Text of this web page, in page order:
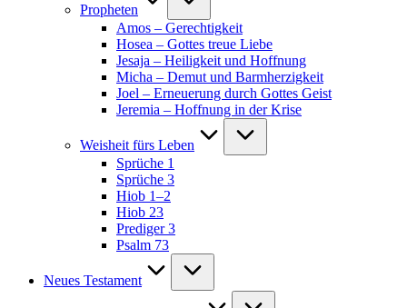
Propheten
Amos – Gerechtigkeit
Hosea – Gottes treue Liebe
Jesaja – Heiligkeit und Hoffnung
Micha – Demut und Barmherzigkeit
Joel – Erneuerung durch Gottes Geist
Jeremia – Hoffnung in der Krise
Weisheit fürs Leben
Sprüche 1
Sprüche 3
Hiob 1–2
Hiob 23
Prediger 3
Psalm 73
Neues Testament